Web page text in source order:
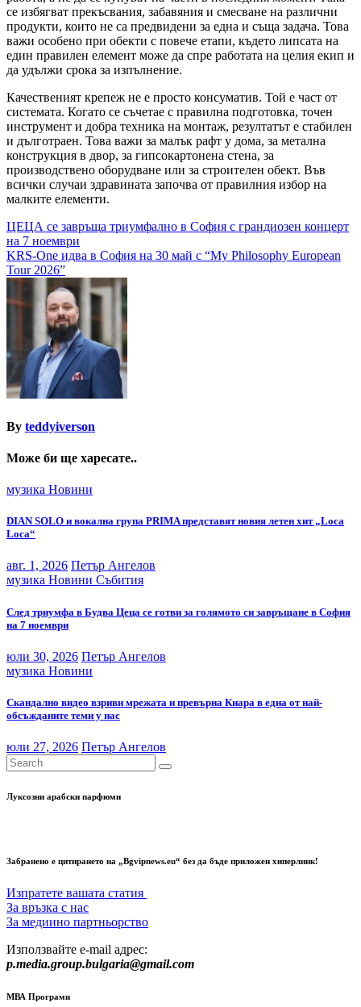
се избягват прекъсвания, забавяния и смесване на различни
продукти, които не са предвидени за една и съща задача. Това
важи особено при обекти с повече етапи, където липсата на
един правилен елемент може да спре работата на целия екип и
да удължи срока за изпълнение.
Качественият крепеж не е просто консуматив. Той е част от
системата. Когато се съчетае с правилна подготовка, точен
инструмент и добра техника на монтаж, резултатът е стабилен
и дълготраен. Това важи за малък рафт у дома, за метална
конструкция в двор, за гипсокартонена стена, за
производствено оборудване или за строителен обект. Във
всички случаи здравината започва от правилния избор на
малките елементи.
Навигация
ЦЕЦА се завръща триумфално в София с грандиозен концерт
на 7 ноември
KRS-One идва в София на 30 май с “My Philosophy European
Tour 2026”
By teddyiverson
Може би ще харесате..
музика Новини
DIAN SOLO и вокална група PRIMA представят новия летен хит „Loca
Loca“
авг. 1, 2026 Петър Ангелов
музика Новини Събития
След триумфа в Будва Цеца се готви за голямото си завръщане в София
на 7 ноември
юли 30, 2026 Петър Ангелов
музика Новини
Скандално видео взриви мрежата и превърна Киара в една от най-
обсъжданите теми у нас
юли 27, 2026 Петър Ангелов
Луксозни арабски парфюми
Забранено е цитирането на „Bgvipnews.eu“ без да бъде приложен хиперлинк!
Изпратете вашата статия
За връзка с нас
За медиино партньорство
Използвайте e-mail адрес:
p.media.group.bulgaria@gmail.com
МВА Програми